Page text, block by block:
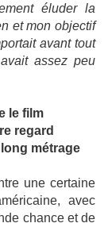
éluder la
et mon objectif
avant tout
assez peu
le film
regard
métrage
une certaine
avec
chance et de